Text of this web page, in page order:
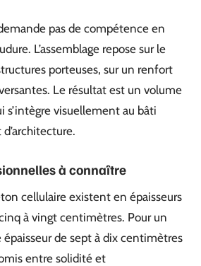
pas de compétence en
L’assemblage repose sur le
porteuses, sur un renfort
Le résultat est un volume
s’intègre visuellement au bâti
à connaître
cellulaire existent en épaisseurs
à vingt centimètres. Pour un
épaisseur de sept à dix centimètres
entre solidité et